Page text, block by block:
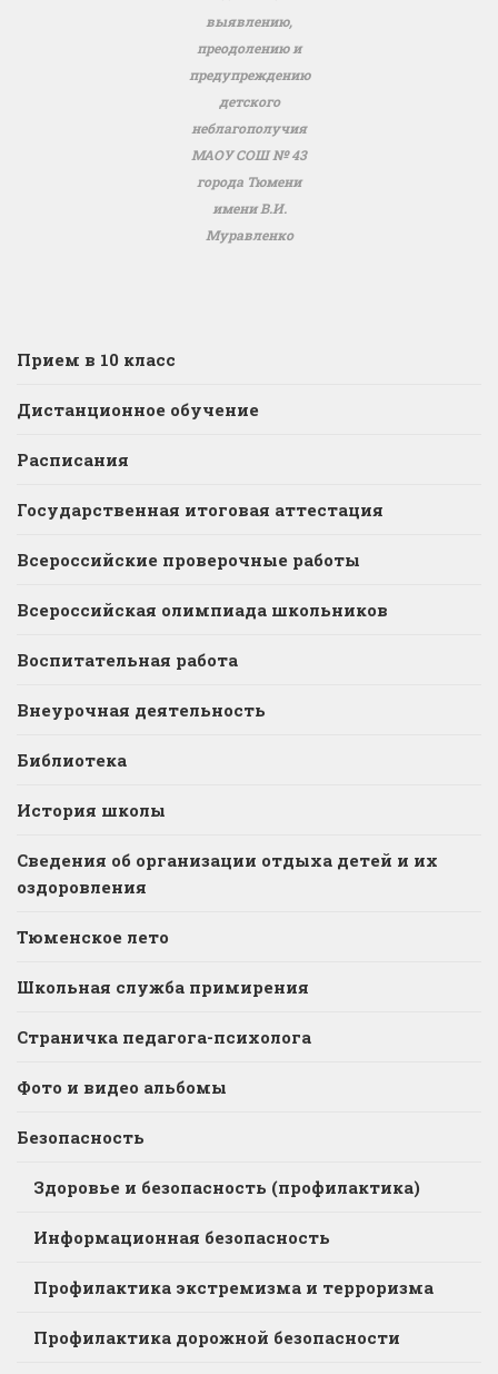
выявлению,
преодолению и
предупреждению
детского
неблагополучия
МАОУ СОШ № 43
города Тюмени
имени В.И.
Муравленко
Прием в 10 класс
Дистанционное обучение
Расписания
Государственная итоговая аттестация
Всероссийские проверочные работы
Всероссийская олимпиада школьников
Воспитательная работа
Внеурочная деятельность
Библиотека
История школы
Сведения об организации отдыха детей и их
оздоровления
Тюменское лето
Школьная служба примирения
Страничка педагога-психолога
Фото и видео альбомы
Безопасность
Здоровье и безопасность (профилактика)
Информационная безопасность
Профилактика экстремизма и терроризма
Профилактика дорожной безопасности